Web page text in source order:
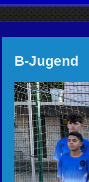
B-Jugend